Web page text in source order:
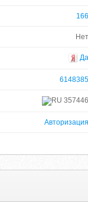
166
Нет
Да
6148385
357446
Авторизация